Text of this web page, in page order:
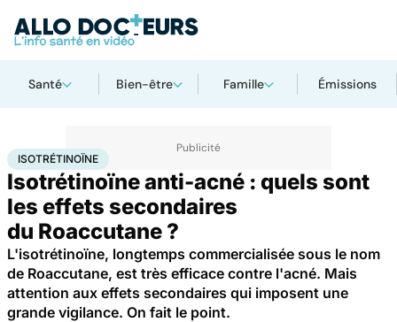
Santé Bien-être Famille Émissions
AccueilSantéMédicaments Isotrétinoïne
ISOTRÉTINOÏNE
Isotrétinoïne anti-acné : quels sont
les effets secondaires
du Roaccutane ?
L'isotrétinoïne, longtemps commercialisée sous le nom
de Roaccutane, est très efficace contre l'acné. Mais
attention aux effets secondaires qui imposent une
grande vigilance. On fait le point.